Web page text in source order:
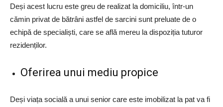
Deși acest lucru este greu de realizat la domiciliu, într-un
cămin privat de bătrâni astfel de sarcini sunt preluate de o
echipă de specialiști, care se află mereu la dispoziția tuturor
rezidenților.
Oferirea unui mediu propice
Deși viața socială a unui senior care este imobilizat la pat va fi